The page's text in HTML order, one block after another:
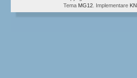
Tema MG12 . Implementare KN